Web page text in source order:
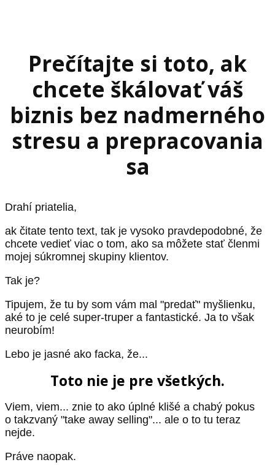
Prečítajte si toto, ak
chcete škálovať váš
biznis bez nadmerného
stresu a prepracovania
sa
Drahí priatelia,
ak čitate tento text, tak je vysoko pravdepodobné, že
chcete vedieť viac o tom, ako sa môžete stať členmi
mojej súkromnej skupiny klientov.
Tak je?
Tipujem, že tu by som vám mal "predať" myšlienku,
aké to je celé super-truper a fantastické. Ja to však
neurobím!
Lebo je jasné ako facka, že...
Toto nie je pre všetkých.
Viem, viem... znie to ako úplné klišé a chabý pokus
o takzvaný "take away selling"... ale o to tu teraz
nejde.
Práve naopak.